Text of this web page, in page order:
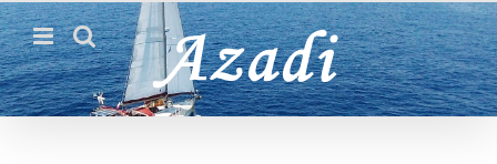
Passer
au
contenu